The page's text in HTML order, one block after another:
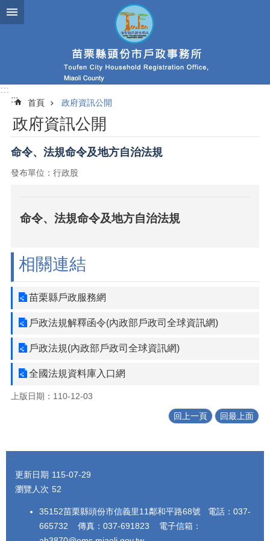
跳到主要內容區塊
:::
:::
首頁 政府資訊公開
政府資訊公開
命令、法規命令及地方自治法規
發布單位：行政股
命令、法規命令及地方自治法規
相關連結
苗栗縣戶政服務網
戶政法規解釋函令(內政部戶政司全球資訊網)
戶政法規(內政部戶政司全球資訊網)
全國法規資料庫入口網
上版日期：110-12-03
回上一頁 回最上面
:::
更新日期 115-07-29
瀏覽人次 52
35152苗栗縣頭份市信義里11鄰和平路68號 電話：037-
665732 傳真：037-691823 電子信箱：